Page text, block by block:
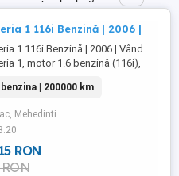
1 116i Benzină | 2006 |
1 116i Benzină | 2006 | Vând
1, motor 1.6 benzină (116i),
Mașina este recent adusă din
fără probleme ascunse. Detalii
Motor: 1.6 benzină, fiabil și
An fabricație: 2006 Cutie
...
benzina | 200000 km
Mehedinti
RON